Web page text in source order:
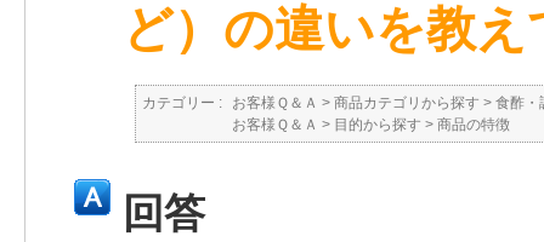
ど）の違いを教
カテゴリー : お客様Ｑ＆Ａ > 商品カテゴリから探す > 食酢・
お客様Ｑ＆Ａ > 目的から探す > 商品の特徴
回答